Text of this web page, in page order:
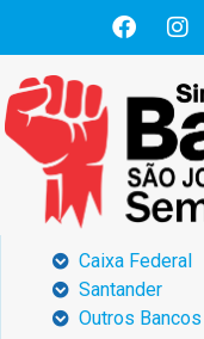
Caixa Federal
Santander
Outros Bancos